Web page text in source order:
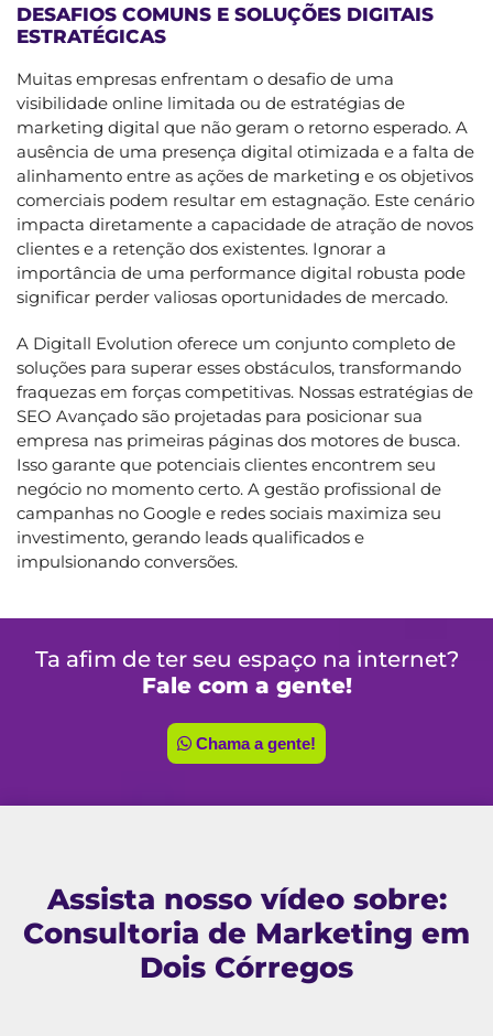
DESAFIOS COMUNS E SOLUÇÕES DIGITAIS
ESTRATÉGICAS
Muitas empresas enfrentam o desafio de uma
visibilidade online limitada ou de estratégias de
marketing digital que não geram o retorno esperado. A
ausência de uma presença digital otimizada e a falta de
alinhamento entre as ações de marketing e os objetivos
comerciais podem resultar em estagnação. Este cenário
impacta diretamente a capacidade de atração de novos
clientes e a retenção dos existentes. Ignorar a
importância de uma performance digital robusta pode
significar perder valiosas oportunidades de mercado.
A Digitall Evolution oferece um conjunto completo de
soluções para superar esses obstáculos, transformando
fraquezas em forças competitivas. Nossas estratégias de
SEO Avançado são projetadas para posicionar sua
empresa nas primeiras páginas dos motores de busca.
Isso garante que potenciais clientes encontrem seu
negócio no momento certo. A gestão profissional de
campanhas no Google e redes sociais maximiza seu
investimento, gerando leads qualificados e
impulsionando conversões.
Ta afim de ter seu espaço na internet?
Fale com a gente!
Chama a gente!
Assista nosso vídeo sobre:
Consultoria de Marketing em
Dois Córregos